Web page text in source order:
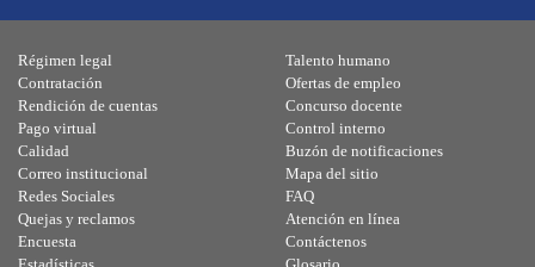
Régimen legal
Contratación
Rendición de cuentas
Pago virtual
Calidad
Talento humano
Ofertas de empleo
Concurso docente
Control interno
Buzón de notificaciones
Correo institucional
Redes Sociales
Quejas y reclamos
Encuesta
Mapa del sitio
FAQ
Atención en línea
Contáctenos